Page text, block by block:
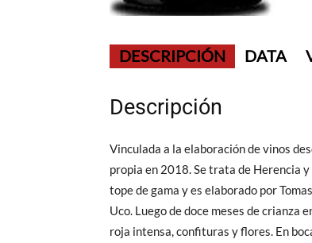
DESCRIPCIÓN DATA
Descripción
Vinculada a la elaboración de vinos
propia en 2018. Se trata de Herencia
tope de gama y es elaborado por
Uco. Luego de doce meses de crianza
roja intensa, confituras y flores. En